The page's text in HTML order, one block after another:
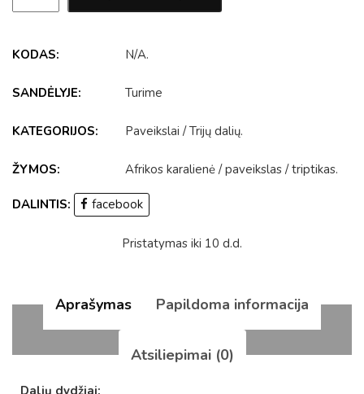
KODAS: N/A.
SANDĖLYJE: Turime
KATEGORIJOS: Paveikslai /Trijų dalių.
ŽYMOS: Afrikos karalienė /paveikslas /triptikas.
DALINTIS: facebook
Pristatymas iki 10 d.d.
Aprašymas Papildoma informacija
Atsiliepimai (0)
Dalių dydžiai: